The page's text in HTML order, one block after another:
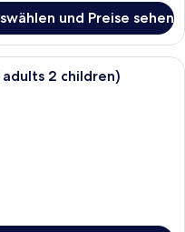
und Preise sehen
Bettwaren, Minibar,
adults 2 children)